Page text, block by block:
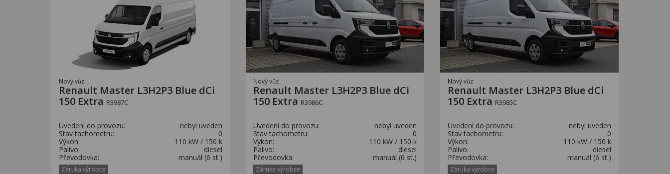
Nový vůz
Renault Master L3H2P3 Blue dCi
150 Extra R3987C
Uvedení do provozu:
nebyl uveden
Stav tachometru:
0
Výkon:
110 kW / 150 k
Palivo:
diesel
Převodovka:
manuál (6 st.)
Záruka výrobce
Nový vůz
Renault Master L3H2P3 Blue dCi
150 Extra R3986C
Uvedení do provozu:
nebyl uveden
Stav tachometru:
0
Výkon:
110 kW / 150 k
Palivo:
diesel
Převodovka:
manuál (6 st.)
Záruka výrobce
Nový vůz
Renault Master L3H2P3 Blue dCi
150 Extra R3985C
Uvedení do provozu:
nebyl uveden
Stav tachometru:
0
Výkon:
110 kW / 150 k
Palivo:
diesel
Převodovka:
manuál (6 st.)
Záruka výrobce